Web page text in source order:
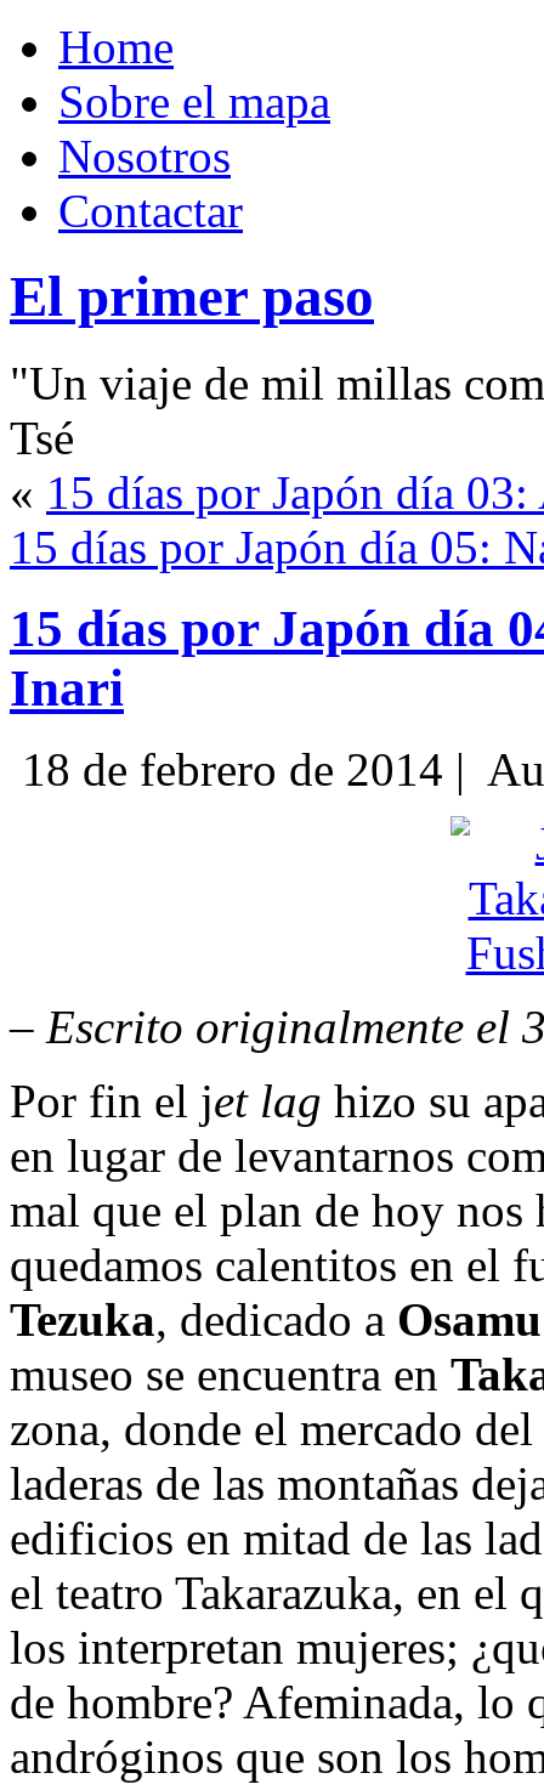
Home
Sobre el mapa
Nosotros
Contactar
El primer paso
"Un viaje de mil millas
Tsé
« 15 días por Japón día
15 días por Japón día 05:
15 días por Japón día
Inari
18 de febrero de 2014 |
– Escrito originalmente el
Por fin el jet lag hizo su
en lugar de levantarnos
mal que el plan de hoy
quedamos calentitos en el
Tezuka, dedicado a
museo se encuentra en
zona, donde el mercado
laderas de las montañas
edificios en mitad de las
el teatro Takarazuka, en el
los interpretan mujeres;
de hombre? Afeminada, lo
andróginos que son los